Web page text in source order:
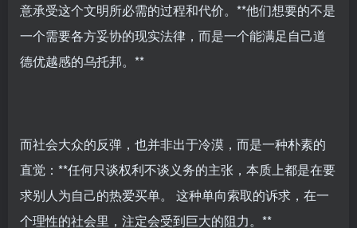
意承受这个文明所必需的过程和代价。**他们想要的不是
一个需要各方妥协的现实法律，而是一个能满足自己道
德优越感的乌托邦。**
而社会大众的反弹，也并非出于冷漠，而是一种朴素的
直觉：**任何只谈权利不谈义务的主张，本质上都是在要
求别人为自己的热爱买单。 这种单向索取的诉求，在一
个理性的社会里，注定会受到巨大的阻力。**